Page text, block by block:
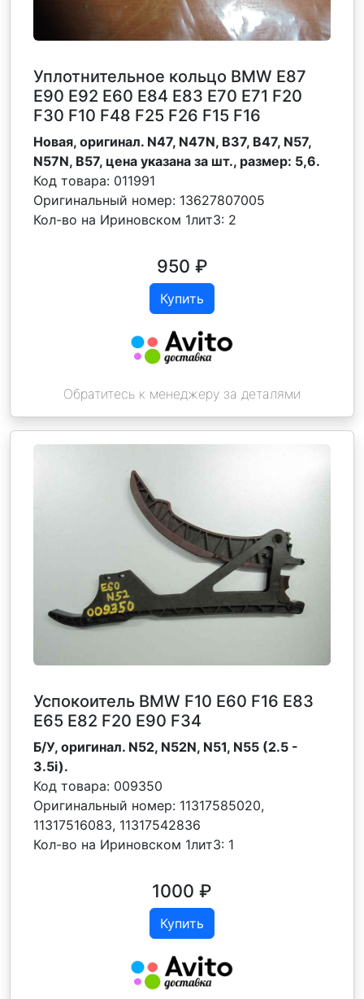
Уплотнительное кольцо BMW Е87
Е90 Е92 Е60 Е84 Е83 Е70 Е71 F20
F30 F10 F48 F25 F26 F15 F16
Новая, оригинал. N47, N47N, B37, B47, N57,
N57N, B57, цена указана за шт., размер: 5,6.
Код товара: 011991
Оригинальный номер: 13627807005
Кол-во на Ириновском 1лит3: 2
950 ₽
Купить
Обратитесь к менеджеру за деталями
Успокоитель BMW F10 E60 F16 E83
E65 E82 F20 E90 F34
Б/У, оригинал. N52, N52N, N51, N55 (2.5 -
3.5i).
Код товара: 009350
Оригинальный номер: 11317585020,
11317516083, 11317542836
Кол-во на Ириновском 1лит3: 1
1000 ₽
Купить